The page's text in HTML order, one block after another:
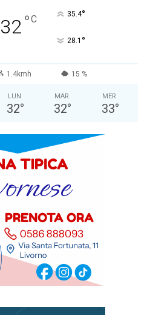
32°C 35.4°
28.1 °
1.4kmh 15 %
LUN
32°
MAR
32°
MER
33°